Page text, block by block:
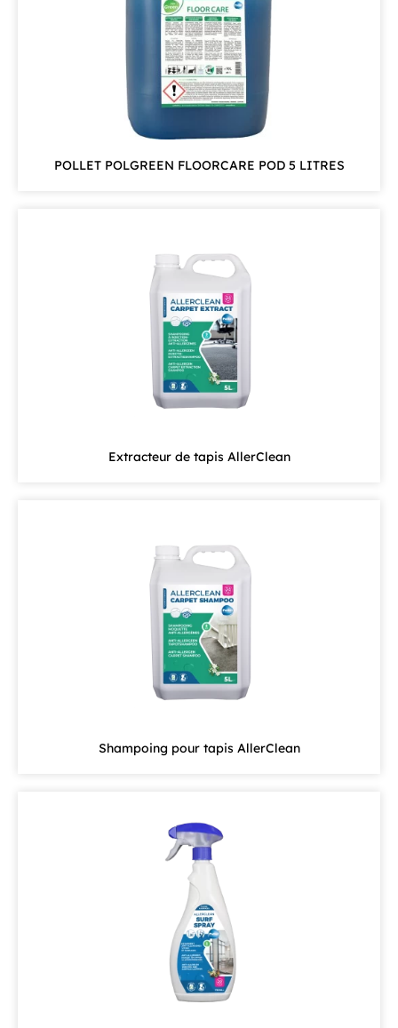
POLLET POLGREEN FLOORCARE POD 5 LITRES
Extracteur de tapis AllerClean
Shampoing pour tapis AllerClean